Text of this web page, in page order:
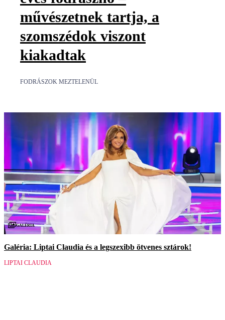
művészetnek tartja, a
szomszédok viszont
kiakadtak
FODRÁSZOK MEZTELENÜL
Galéria
Galéria: Liptai Claudia és a legszexibb ötvenes sztárok!
LIPTAI CLAUDIA